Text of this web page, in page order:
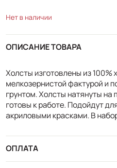
Нет в наличии
ОПИСАНИЕ ТОВАРА
Холсты изготовлены из 100%
мелкозернистой фактурой и
грунтом. Холсты натянуты
готовы к работе. Подойдут
акриловыми красками. В
ОПЛАТА